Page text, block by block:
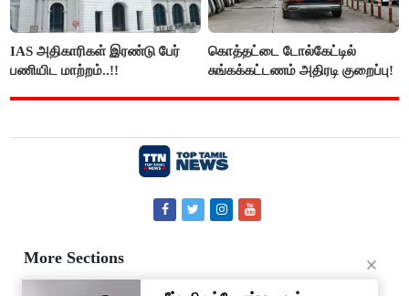
IAS அதிகாரிகள் இரண்டு பேர்
பணியிட மாற்றம்..!!
கொத்தட்டை டோல்கேட்டில்
சுங்கக்கட்டணம் அதிரடி குறைப்பு!
More Sections
Privacy Policy